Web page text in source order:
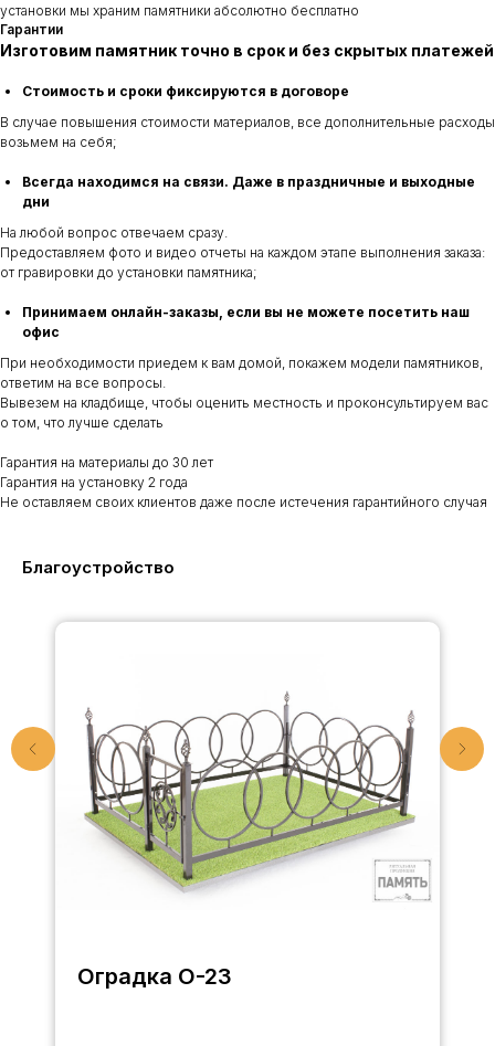
установки мы храним памятники абсолютно бесплатно
Гарантии
Изготовим памятник точно в срок и без скрытых платежей
Стоимость и сроки фиксируются в договоре
В случае повышения стоимости материалов, все дополнительные расходы
возьмем на себя;
Всегда находимся на связи. Даже в праздничные и выходные
дни
На любой вопрос отвечаем сразу.
Предоставляем фото и видео отчеты на каждом этапе выполнения заказа:
от гравировки до установки памятника;
Принимаем онлайн-заказы, если вы не можете посетить наш
офис
При необходимости приедем к вам домой, покажем модели памятников,
ответим на все вопросы.
Вывезем на кладбище, чтобы оценить местность и проконсультируем вас
о том, что лучше сделать
Гарантия на материалы до 30 лет
Гарантия на установку 2 года
Не оставляем своих клиентов даже после истечения гарантийного случая
Благоустройство
Оградка О-23